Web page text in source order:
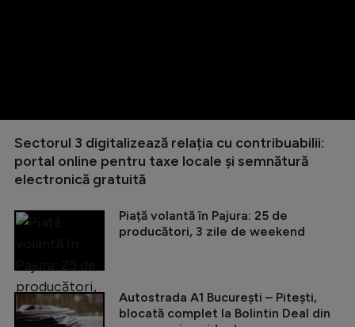
Sectorul 3 digitalizează relația cu contribuabilii:
portal online pentru taxe locale și semnătură
electronică gratuită
Piață volantă în Pajura: 25 de
producători, 3 zile de weekend
Autostrada A1 București – Pitești,
blocată complet la Bolintin Deal din